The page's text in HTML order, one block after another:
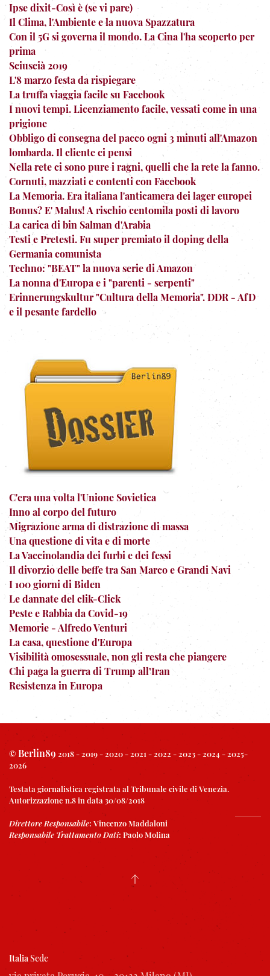
Ipse dixit-Così è (se vi pare)
Il Clima, l'Ambiente e la nuova Spazzatura
Con il 5G si governa il mondo. La Cina l'ha scoperto per
prima
Sciuscià 2019
L'8 marzo festa da rispiegare
La truffa viaggia facile su Facebook
I nuovi tempi. Licenziamento facile, vessati come in una
prigione
Obbligo di consegna del pacco ogni 3 minuti all'Amazon
lombarda. Il cliente ci pensi
Nella rete ci sono pure i ragni, quelli che la rete la fanno.
Cornuti, mazziati e contenti con Facebook
La Memoria. Era italiana l'anticamera dei lager europei
Bonus? E' Malus! A rischio centomila posti di lavoro
La carica di bin Salman d'Arabia
Testi e Pretesti. Fu super premiato il doping della
Germania comunista
Techno: "BEAT" la nuova serie di Amazon
La nonna d'Europa e i "parenti - serpenti"
Erinnerungskultur "Cultura della Memoria". DDR - AfD
e il pesante fardello
C'era una volta l'Unione Sovietica
Inno al corpo del futuro
Migrazione arma di distrazione di massa
Una questione di vita e di morte
La Vaccinolandia dei furbi e dei fessi
Il divorzio delle beffe tra San Marco e Grandi Navi
I 100 giorni di Biden
Le dannate del clik-Click
Peste e Rabbia da Covid-19
Memorie - Alfredo Venturi
La casa, questione d'Europa
Visibilità omosessuale, non gli resta che piangere
Chi paga la guerra di Trump all’Iran
Resistenza in Europa
© Berlin89 2018 - 2019 - 2020 - 2021 - 2022 - 2023 - 2024 - 2025-
2026
Testata giornalistica registrata al Tribunale civile di Venezia.
Autorizzazione n.8 in data 30/08/2018
Direttore Responsabile: Vincenzo Maddaloni
Responsabile Trattamento Dati: Paolo Molina
Italia Sede